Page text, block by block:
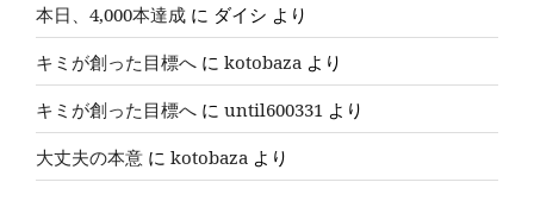
本日、4,000本達成 に ダイシ より
キミが創った目標へ に kotobaza より
キミが創った目標へ に until600331 より
大丈夫の本意 に kotobaza より